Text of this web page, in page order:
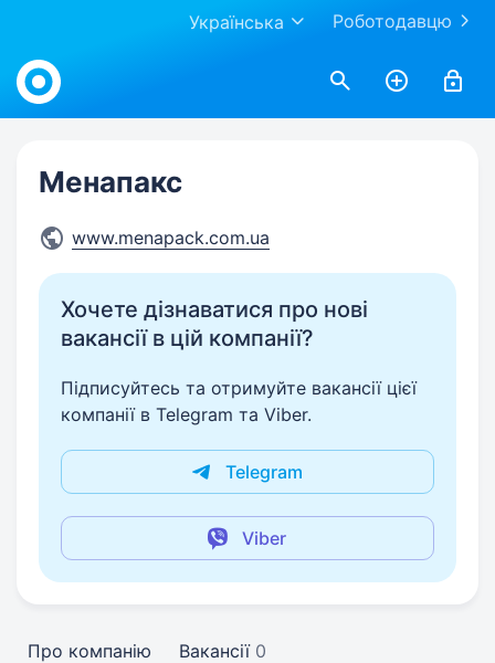
Роботодавцю
Українська
Work.ua
Менапакс
www.menapack.com.ua
Хочете дізнаватися про нові
вакансії в цій компанії?
Підписуйтесь та отримуйте вакансії цієї
компанії в Telegram та Viber.
Telegram
Viber
Про компанію Вакансії 0